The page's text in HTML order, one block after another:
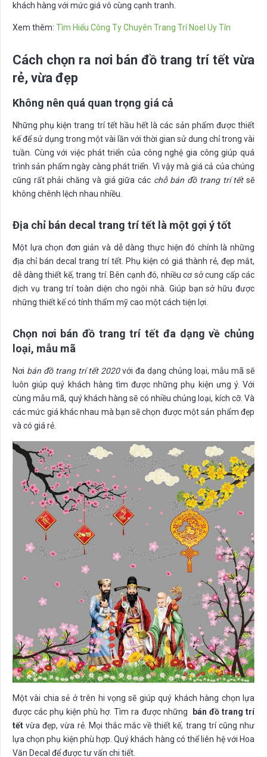
khách hàng với mức giá vô cùng cạnh tranh.
Xem thêm: Tìm Hiểu Công Ty Chuyên Trang Trí Noel Uy Tín
Cách chọn ra nơi bán đồ trang trí tết vừa
rẻ, vừa đẹp
Không nên quá quan trọng giá cả
Những phụ kiện trang trí tết hầu hết là các sản phẩm được thiết
kế để sử dụng trong một vài lần với thời gian sử dung chỉ trong vài
tuần. Cùng với việc phát triển của công nghệ gia công giúp quá
trình sản phẩm ngày càng phát triển. Vì vậy mà giá cả của chúng
cũng rất phải chăng và giá giữa các chỗ bán đồ trang trí tếtsẽ
không chênh lệch nhau nhiều.
Địa chỉ bán decal trang trí tết là một gợi ý tốt
Một lựa chọn đơn giản và dễ dàng thực hiện đó chính là những
địa chỉ bán decal trang trí tết. Phụ kiện có giá thành rẻ, đẹp mắt,
dễ dàng thiết kế, trang trí. Bên cạnh đó, nhiều cơ sở cung cấp các
dịch vụ trang trí toàn diện cho ngôi nhà. Giúp bạn sở hữu được
những thiết kế có tính thẩm mỹ cao một cách tiện lợi.
Chọn nơi bán đồ trang trí tết đa dạng về chủng
loại, mẫu mã
Nơi bán đồ trang trí tết 2020với đa dạng chủng loại, mẫu mã sẽ
luôn giúp quý khách hàng tìm được những phụ kiện ưng ý. Với
cùng mẫu mã, quý khách hàng sẽ có nhiều chủng loại, kích cỡ. Và
các mức giá khác nhau mà bạn sẽ chọn được một sản phẩm đẹp
và có giá rẻ.
Một vài chia sẻ ở trên hi vọng sẽ giúp quý khách hàng chọn lựa
được các phụ kiện phù hợ. Tìm ra được những
bán đồ trang trí
tết vừa đẹp, vừa rẻ. Mọi thắc mắc về thiết kế, trang trí cũng như
lựa chọn phụ kiện phù hợp. Quý khách hàng có thể liên hệ với Hoa
Văn Decal để được tư vấn chi tiết.